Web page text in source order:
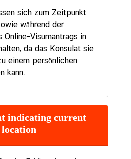
sich zum Zeitpunkt
während der
Online-Visumantrags in
da das Konsulat sie
einem persönlichen
kann.
indicating current
location